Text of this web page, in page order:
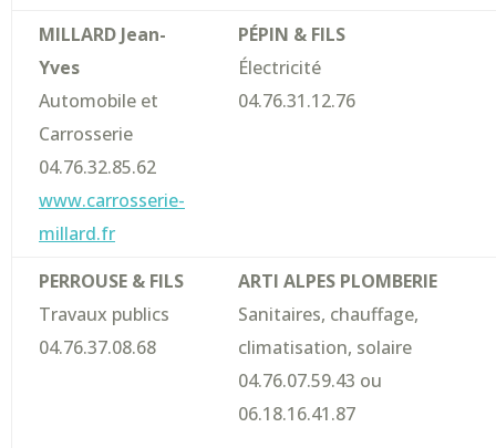
MILLARD Jean-
Yves
Automobile et
Carrosserie
04.76.32.85.62
www.carrosserie-
millard.fr
PÉPIN & FILS
Électricité
04.76.31.12.76
PERROUSE & FILS
Travaux publics
04.76.37.08.68
ARTI ALPES PLOMBERIE
Sanitaires, chauffage,
climatisation, solaire
04.76.07.59.43 ou
06.18.16.41.87